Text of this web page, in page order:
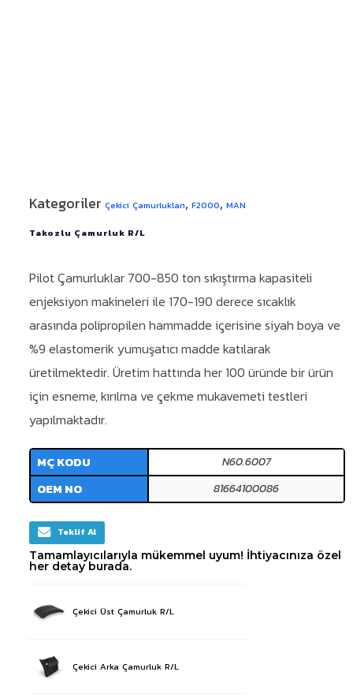
Kategoriler Çekici Çamurlukları,F2000,MAN
Takozlu Çamurluk R/L
Pilot Çamurluklar 700-850 ton sıkıştırma kapasiteli
enjeksiyon makineleri ile 170-190 derece sıcaklık
arasında polipropilen hammadde içerisine siyah boya ve
%9 elastomerik yumuşatıcı madde katılarak
üretilmektedir. Üretim hattında her 100 üründe bir ürün
için esneme, kırılma ve çekme mukavemeti testleri
yapılmaktadır.
MÇ KODU N60.6007
OEM NO 81664100086
Teklif Al
Tamamlayıcılarıyla mükemmel uyum! İhtiyacınıza özel
her detay burada.
Çekici Üst Çamurluk R/L
Çekici Arka Çamurluk R/L